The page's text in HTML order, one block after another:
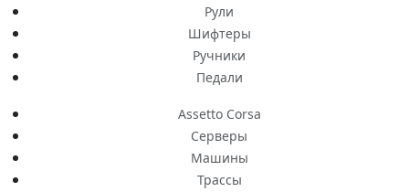
Рули
Шифтеры
Ручники
Педали
Assetto Corsa
Серверы
Машины
Трассы